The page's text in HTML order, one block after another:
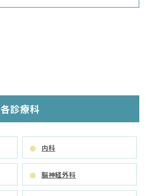
各診療科
内科
脳神経外科